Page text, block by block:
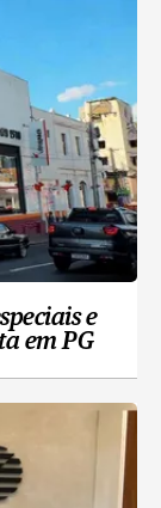
e
em PG